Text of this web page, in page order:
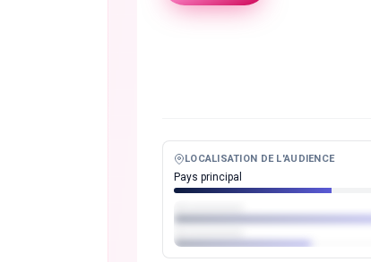
LOCALISATION DE L'AUDIENCE
Pays principal